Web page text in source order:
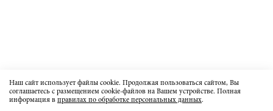
Наш сайт использует файлы cookie. Продолжая пользоваться сайтом, Вы
соглашаетесь с размещением cookie-файлов на Вашем устройстве. Полная
информация в правилах по обработке персональных данных.